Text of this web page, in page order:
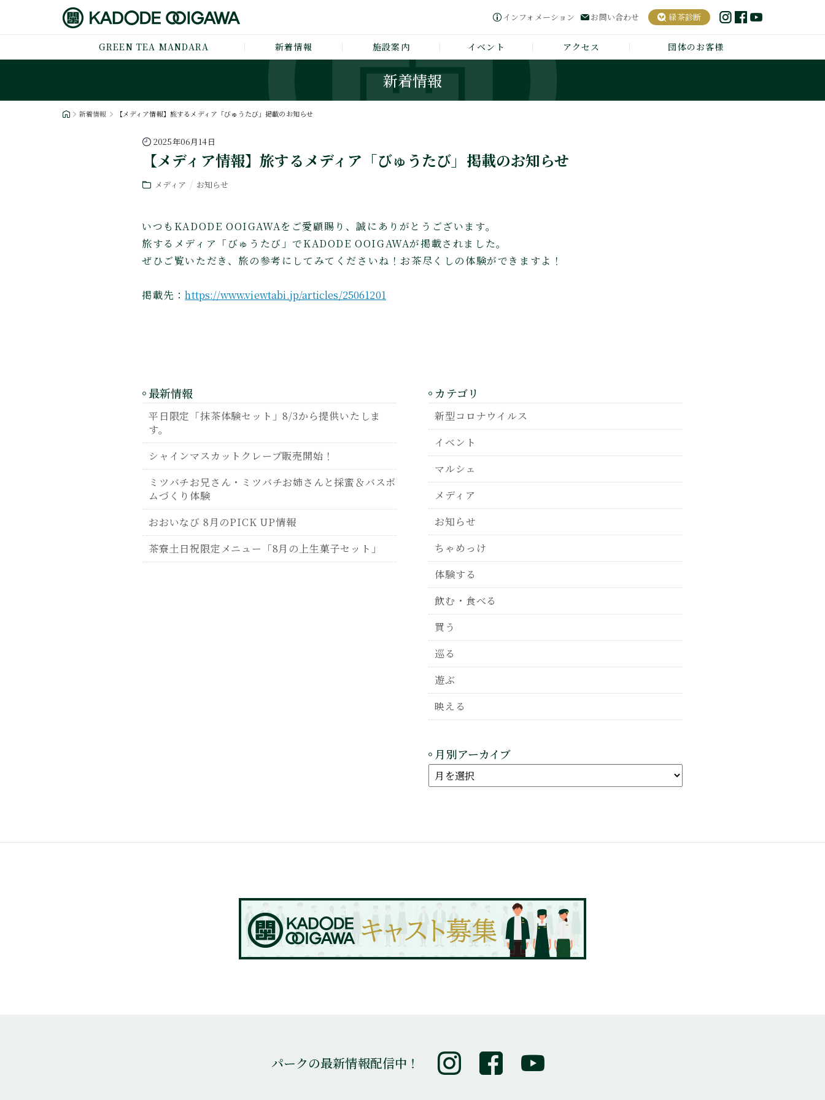
インフォメーション お問い合わせ 緑茶診断
GREEN TEA MANDARA 新着情報 施設案内 イベント アクセス 団体のお客様
新着情報
新着情報 【メディア情報】旅するメディア「びゅうたび」掲載のお知らせ
2025年06月14日
【メディア情報】旅するメディア「びゅうたび」掲載のお知らせ
メディア お知らせ
いつもKADODE OOIGAWAをご愛顧賜り、誠にありがとうございます。
旅するメディア「びゅうたび」でKADODE OOIGAWAが掲載されました。
ぜひご覧いただき、旅の参考にしてみてくださいね！お茶尽くしの体験ができますよ！
掲載先：https://www.viewtabi.jp/articles/25061201
最新情報
平日限定「抹茶体験セット」8/3から提供いたしま
す。
シャインマスカットクレープ販売開始！
ミツバチお兄さん・ミツバチお姉さんと採蜜＆バスボ
ムづくり体験
おおいなび 8月のPICK UP情報
茶寮土日祝限定メニュー「8月の上生菓子セット」
カテゴリ
新型コロナウイルス
イベント
マルシェ
メディア
お知らせ
ちゃめっけ
体験する
飲む・食べる
買う
巡る
遊ぶ
映える
月別アーカイブ
パークの最新情報配信中！